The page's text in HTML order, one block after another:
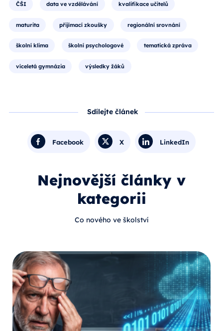
ČŠI data ve vzdělávání kvalifikace učitelů
maturita přijímací zkoušky regionální srovnání
školní klima školní psychologové tematická zpráva
víceletá gymnázia výsledky žáků
Sdílejte článek
Facebook X LinkedIn
Nejnovější články v
kategorii
Co nového ve školství